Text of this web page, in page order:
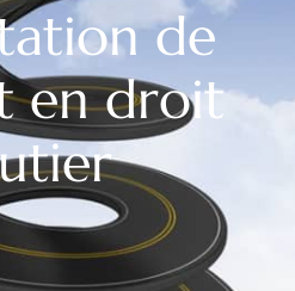
de
en droit